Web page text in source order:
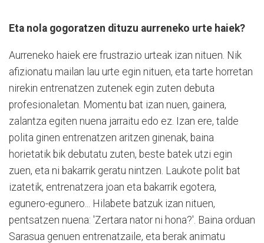
Eta nola gogoratzen dituzu aurreneko urte haiek?
Aurreneko haiek ere frustrazio urteak izan nituen. Nik
afizionatu mailan lau urte egin nituen, eta tarte horretan
nirekin entrenatzen zutenek egin zuten debuta
profesionaletan. Momentu bat izan nuen, gainera,
zalantza egiten nuena jarraitu edo ez. Izan ere, talde
polita ginen entrenatzen aritzen ginenak, baina
horietatik bik debutatu zuten, beste batek utzi egin
zuen, eta ni bakarrik geratu nintzen. Laukote polit bat
izatetik, entrenatzera joan eta bakarrik egotera,
egunero-egunero... Hilabete batzuk izan nituen,
pentsatzen nuena: 'Zertara nator ni hona?'. Baina orduan
Sarasua genuen entrenatzaile, eta berak animatu